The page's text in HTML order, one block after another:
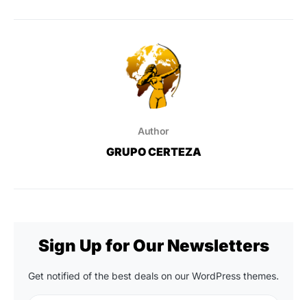
Author
GRUPO CERTEZA
Sign Up for Our Newsletters
Get notified of the best deals on our WordPress themes.